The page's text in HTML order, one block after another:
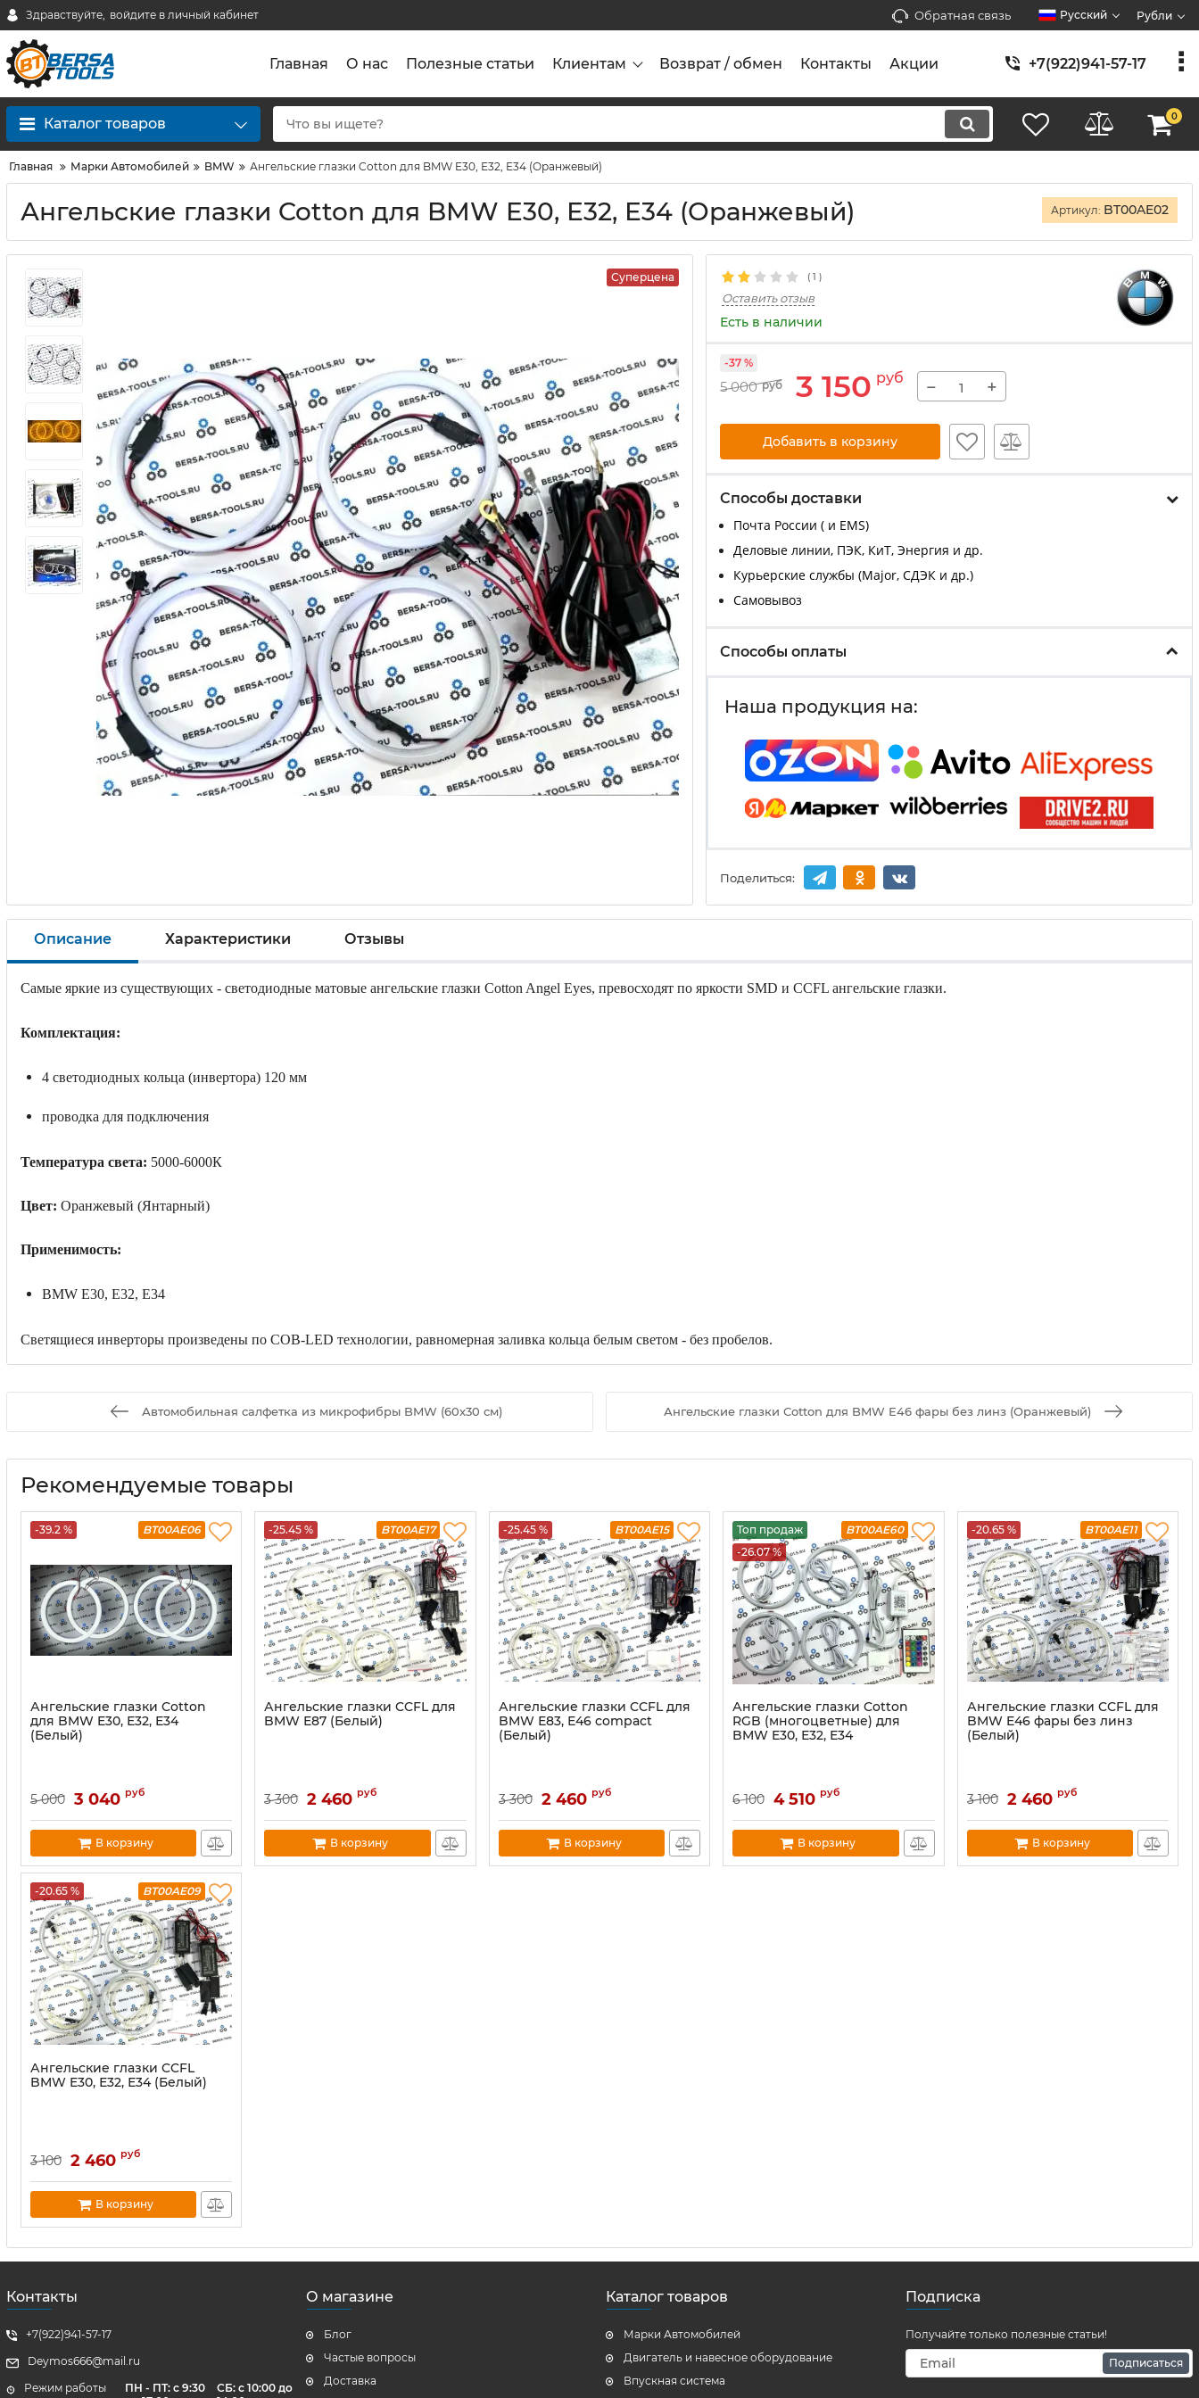
Здравствуйте, войдите в личный кабинет Обратная связь Русский Рубли
Главная О нас Полезные статьи Клиентам Возврат / обмен Контакты Акции +7(922)941-57-17
Каталог товаров 0
Главная Марки Автомобилей BMW Ангельские глазки Cotton для BMW E30, Е32, Е34 (Оранжевый)
Ангельские глазки Cotton для BMW E30, Е32, Е34 (Оранжевый) Артикул: BT00AE02
Суперцена ( 1 )
Оставить отзыв
Есть в наличии
5 000 руб 3 150 руб
-37 %
− +
Добавить в корзину
Способы доставки
Почта России ( и EMS)
Деловые линии, ПЭК, КиТ, Энергия и др.
Курьерские службы (Major, СДЭК и др.)
Самовывоз
Способы оплаты
Наша продукция на:
Поделиться:
Описание Характеристики Отзывы
Самые яркие из существующих - светодиодные матовые ангельские глазки Cotton Angel Eyes, превосходят по яркости SMD и CCFL ангельские глазки.
Комплектация:
4 светодиодных кольца (инвертора) 120 мм
проводка для подключения
Температура света: 5000-6000К
Цвет: Оранжевый (Янтарный)
Применимость:
BMW E30, Е32, Е34
Светящиеся инверторы произведены по COB-LED технологии, равномерная заливка кольца белым светом - без пробелов.
Автомобильная салфетка из микрофибры BMW (60x30 см) Ангельские глазки Cotton для BMW E46 фары без линз (Оранжевый)
Рекомендуемые товары
-39.2 % BT00AE06
Ангельские глазки Cotton
для BMW E30, Е32, Е34
(Белый)
5 000 3 040 руб
В корзину
-25.45 % BT00AE17
Ангельские глазки CCFL для
BMW Е87 (Белый)
3 300 2 460 руб
В корзину
-25.45 % BT00AE15
Ангельские глазки CCFL для
BMW Е83, Е46 compact
(Белый)
3 300 2 460 руб
В корзину
Топ продаж
-26.07 %
BT00AE60
Ангельские глазки Cotton
RGB (многоцветные) для
BMW E30, Е32, Е34
6 100 4 510 руб
В корзину
-20.65 % BT00AE11
Ангельские глазки CCFL для
BMW E46 фары без линз
(Белый)
3 100 2 460 руб
В корзину
-20.65 % BT00AE09
Ангельские глазки CCFL
BMW E30, Е32, Е34 (Белый)
3 100 2 460 руб
В корзину
Контакты
+7(922)941-57-17
Deymos666@mail.ru
Режим работы
ПН - ПТ: с 9:30
СБ: с 10:00 до
О магазине
Блог
Частые вопросы
Доставка
Каталог товаров
Марки Автомобилей
Двигатель и навесное оборудование
Впускная система
Подписка
Получайте только полезные статьи!
Подписаться